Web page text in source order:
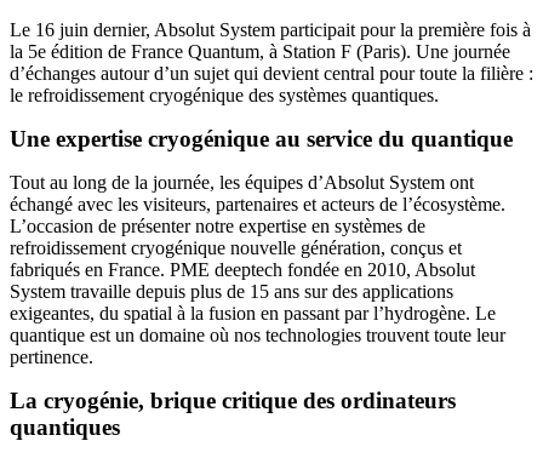
Le 16 juin dernier, Absolut System participait pour la première fois à
la 5e édition de France Quantum, à Station F (Paris). Une journée
d’échanges autour d’un sujet qui devient central pour toute la filière :
le refroidissement cryogénique des systèmes quantiques.
Une expertise cryogénique au service du quantique
Tout au long de la journée, les équipes d’Absolut System ont
échangé avec les visiteurs, partenaires et acteurs de l’écosystème.
L’occasion de présenter notre expertise en systèmes de
refroidissement cryogénique nouvelle génération, conçus et
fabriqués en France. PME deeptech fondée en 2010, Absolut
System travaille depuis plus de 15 ans sur des applications
exigeantes, du spatial à la fusion en passant par l’hydrogène. Le
quantique est un domaine où nos technologies trouvent toute leur
pertinence.
La cryogénie, brique critique des ordinateurs
quantiques